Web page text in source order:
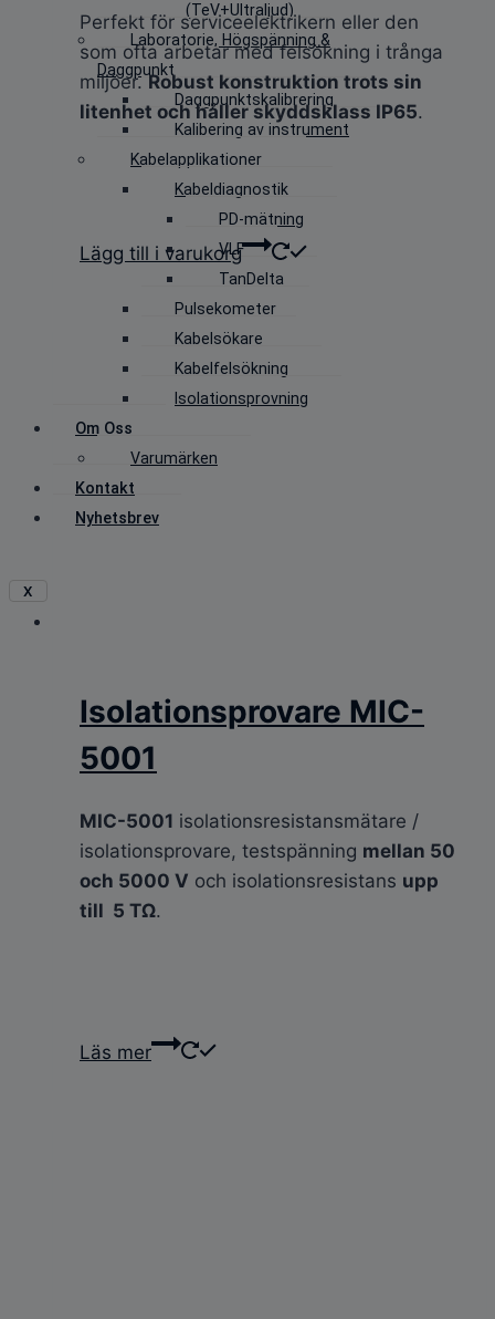
(TeV+Ultraljud)
Laboratorie, Högspänning &
Daggpunkt
Daggpunktskalibrering
Kalibering av instrument
Kabelapplikationer
Kabeldiagnostik
PD-mätning
VLF
TanDelta
Pulsekometer
Kabelsökare
Kabelfelsökning
Isolationsprovning
Om Oss
Varumärken
Kontakt
Nyhetsbrev
X
Perfekt för serviceelektrikern eller den
som ofta arbetar med felsökning i trånga
miljöer.Robust konstruktion trots sin
litenhet och håller skyddsklass IP65.
Lägg till i varukorg
Isolationsprovare MIC-
5001
MIC-5001 isolationsresistansmätare /
isolationsprovare, testspänning mellan 50
och 5000 V och isolationsresistans upp
till 5 TΩ.
Läs mer